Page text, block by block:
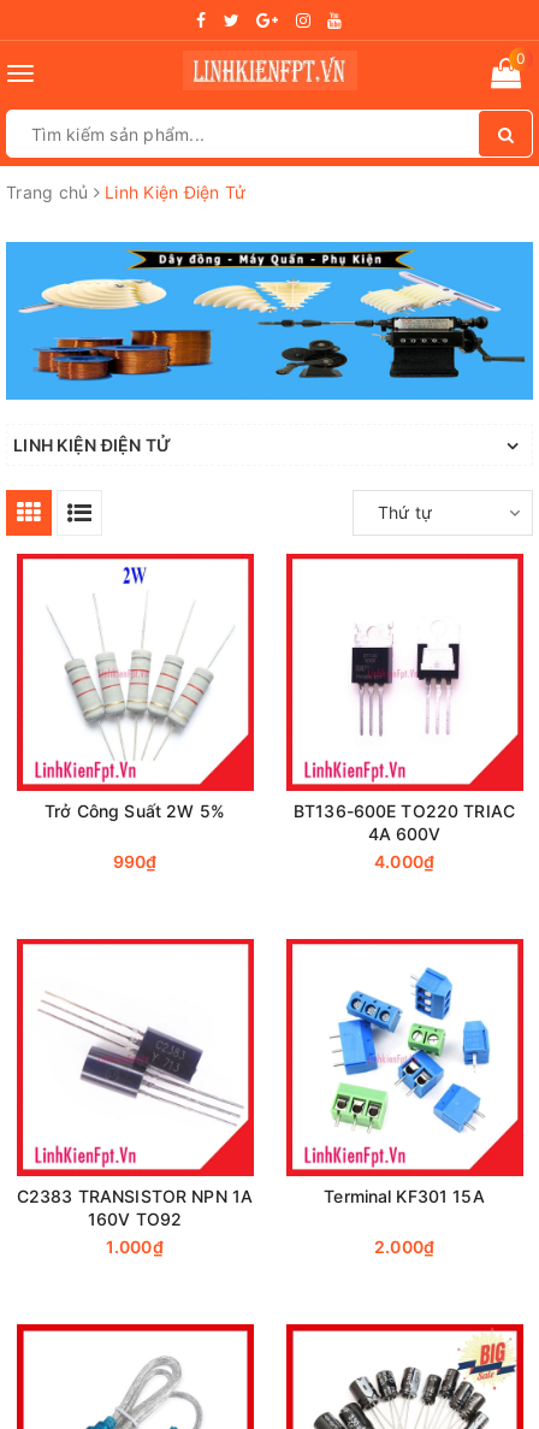
Toggle
0
Trang chủ Linh Kiện Điện Tử
LINH KIỆN ĐIỆN TỬ
Thứ tự
Trở Công Suất 2W 5%
990₫
BT136-600E TO220 TRIAC
4A 600V
4.000₫
C2383 TRANSISTOR NPN 1A
160V TO92
1.000₫
Terminal KF301 15A
2.000₫